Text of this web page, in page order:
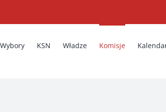
Wybory KSN Władze Komisje